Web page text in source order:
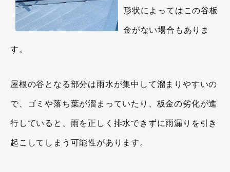
形状によってはこの谷板
金がない場合もありま
す。
屋根の谷となる部分は雨水が集中して溜まりやすいの
で、ゴミや落ち葉が溜まっていたり、板金の劣化が進
行していると、雨を正しく排水できずに雨漏りを引き
起こしてしまう可能性があります。